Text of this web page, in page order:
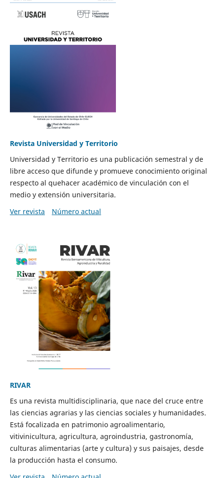
Revista Universidad y Territorio
Universidad y Territorio es una publicación semestral y de
libre acceso que difunde y promueve conocimiento original
respecto al quehacer académico de vinculación con el
medio y extensión universitaria.
Ver revista
Número actual
RIVAR
Es una revista multidisciplinaria, que nace del cruce entre
las ciencias agrarias y las ciencias sociales y humanidades.
Está focalizada en patrimonio agroalimentario,
vitivinicultura, agricultura, agroindustria, gastronomía,
culturas alimentarias (arte y cultura) y sus paisajes, desde
la producción hasta el consumo.